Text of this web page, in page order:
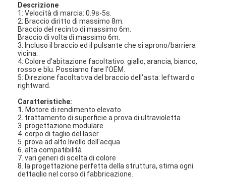
Descrizione
1: Velocità di marcia: 0.9s-5s.
2: Braccio diritto di massimo 8m.
Braccio del recinto di massimo 6m.
Braccio di volta di massimo 6m.
3: Incluso il braccio ed il pulsante che si aprono/barriera
vicina.
4: Colore d'abitazione facoltativo: giallo, arancia, bianco,
rosso e blu. Possiamo fare l'OEM.
5: Direzione facoltativa del braccio dell'asta: leftward o
rightward.
Caratteristiche:
1. Motore di rendimento elevato
2. trattamento di superficie a prova di ultravioletta
3. progettazione modulare
4. corpo di taglio del laser
5. prova ad alto livello dell'acqua
6. alta compatibilità
7. vari generi di scelta di colore
8. la progettazione perfetta della struttura, stima ogni
dettaglio nel corso di fabbricazione.